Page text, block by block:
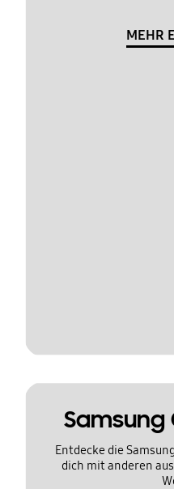
MEHR
Entdecke die
dich mit anderen